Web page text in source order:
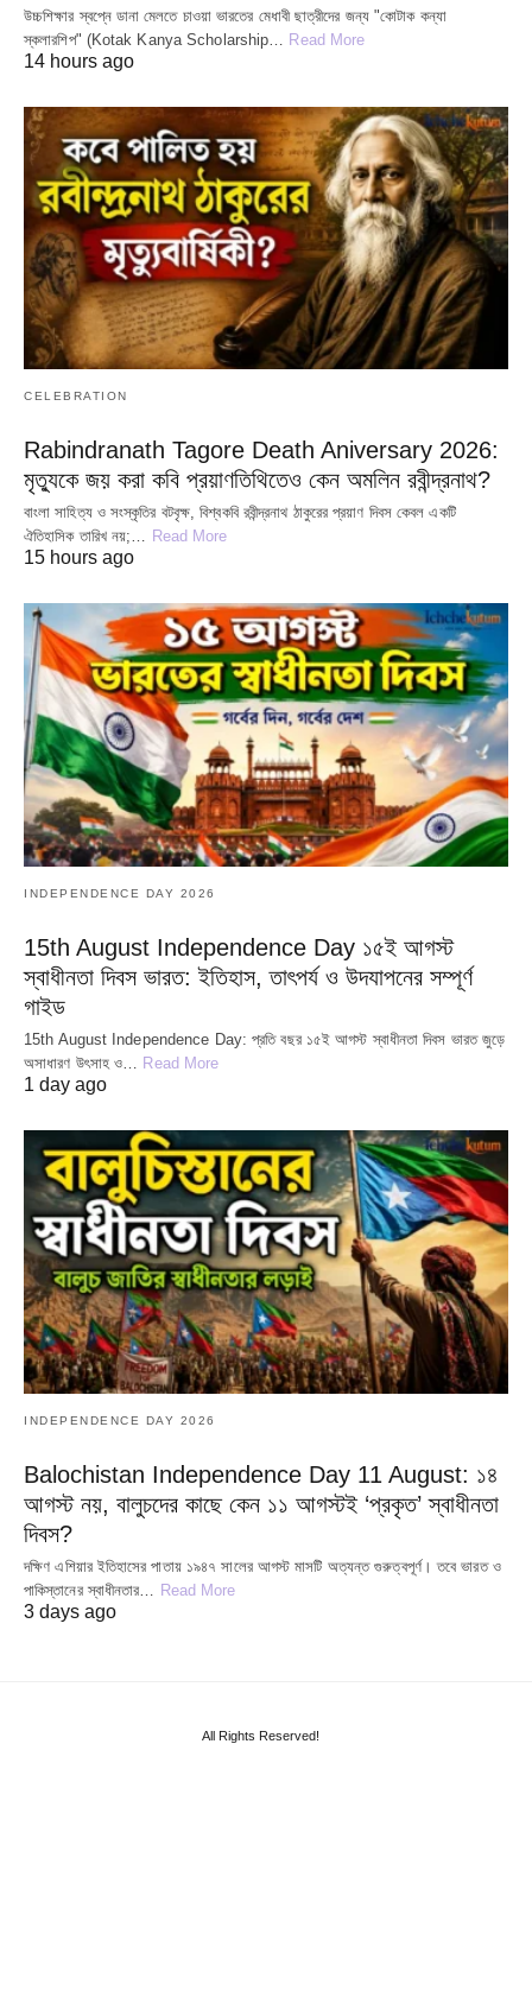
উচ্চশিক্ষার স্বপ্নে ডানা মেলতে চাওয়া ভারতের মেধাবী ছাত্রীদের জন্য "কোটাক কন্যা
স্কলারশিপ" (Kotak Kanya Scholarship… Read More
14 hours ago
CELEBRATION
Rabindranath Tagore Death Aniversary 2026:
মৃত্যুকে জয় করা কবি প্রয়াণতিথিতেও কেন অমলিন রবীন্দ্রনাথ?
বাংলা সাহিত্য ও সংস্কৃতির বটবৃক্ষ, বিশ্বকবি রবীন্দ্রনাথ ঠাকুরের প্রয়াণ দিবস কেবল একটি
ঐতিহাসিক তারিখ নয়;… Read More
15 hours ago
INDEPENDENCE DAY 2026
15th August Independence Day ১৫ই আগস্ট
স্বাধীনতা দিবস ভারত: ইতিহাস, তাৎপর্য ও উদযাপনের সম্পূর্ণ
গাইড
15th August Independence Day: প্রতি বছর ১৫ই আগস্ট স্বাধীনতা দিবস ভারত জুড়ে
অসাধারণ উৎসাহ ও…
Read More
1 day ago
INDEPENDENCE DAY 2026
Balochistan Independence Day 11 August: ১৪
আগস্ট নয়, বালুচদের কাছে কেন ১১ আগস্টই ‘প্রকৃত’ স্বাধীনতা
দিবস?
দক্ষিণ এশিয়ার ইতিহাসের পাতায় ১৯৪৭ সালের আগস্ট মাসটি অত্যন্ত গুরুত্বপূর্ণ। তবে ভারত ও
পাকিস্তানের স্বাধীনতার… Read More
3 days ago
All Rights Reserved!